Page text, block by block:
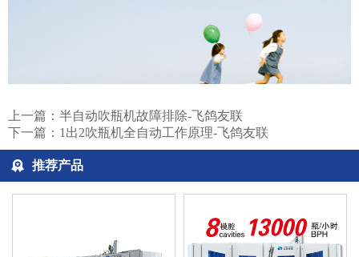
上一篇： 半自动吹瓶机故障排除-飞鸽友联
下一篇： 1出2吹瓶机全自动工作原理-飞鸽友联
推荐产品